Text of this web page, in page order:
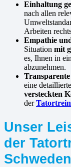
Einhaltung
nach allen
Arbeiten
Empathie
Situation mit
es, Ihnen in
abzunehmen.
eine
versteckten
der
Unser
der